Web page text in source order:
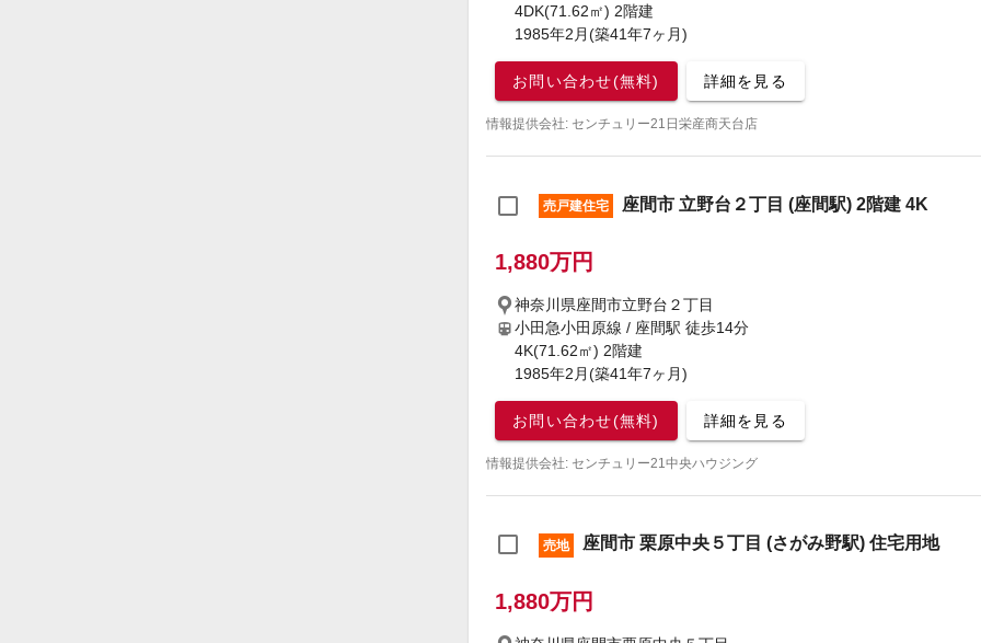
4DK(71.62㎡) 2階建
1985年2月(築41年7ヶ月)
お問い合わせ(無料) 詳細を見る
情報提供会社: センチュリー21日栄産商天台店
売戸建住宅 座間市 立野台２丁目 (座間駅) 2階建 4K
1,880万円
神奈川県座間市立野台２丁目
小田急小田原線 / 座間駅 徒歩14分
4K(71.62㎡) 2階建
1985年2月(築41年7ヶ月)
お問い合わせ(無料) 詳細を見る
情報提供会社: センチュリー21中央ハウジング
売地 座間市 栗原中央５丁目 (さがみ野駅) 住宅用地
1,880万円